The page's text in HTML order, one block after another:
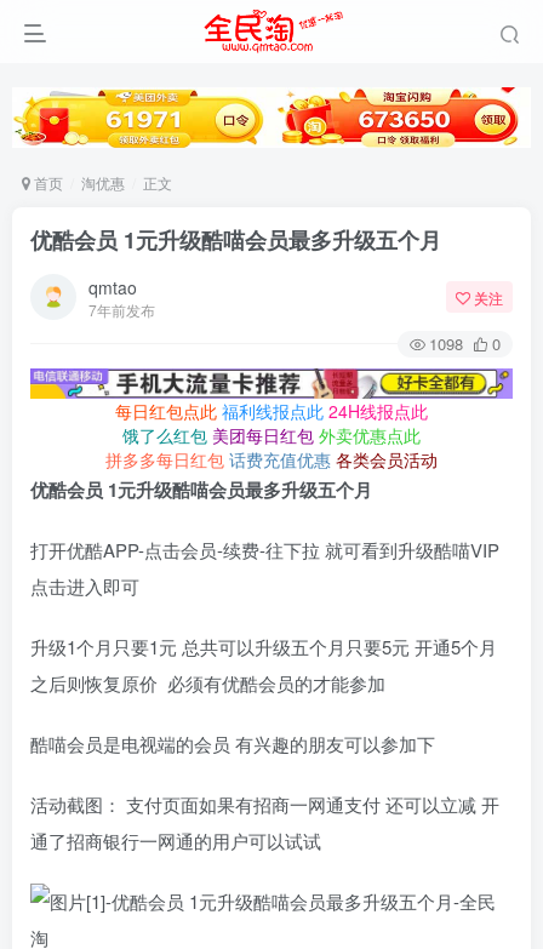
首页 淘优惠 正文
优酷会员 1元升级酷喵会员最多升级五个月
qmtao
7年前发布
关注
1098 0
每日红包点此 福利线报点此 24H线报点此
饿了么红包 美团每日红包 外卖优惠点此
拼多多每日红包 话费充值优惠 各类会员活动
优酷会员 1元升级酷喵会员最多升级五个月
打开优酷APP-点击会员-续费-往下拉 就可看到升级酷喵VIP
点击进入即可
升级1个月只要1元 总共可以升级五个月只要5元 开通5个月
之后则恢复原价 必须有优酷会员的才能参加
酷喵会员是电视端的会员 有兴趣的朋友可以参加下
活动截图： 支付页面如果有招商一网通支付 还可以立减 开
通了招商银行一网通的用户可以试试